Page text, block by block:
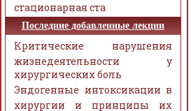
стационарная ста
Последние добавленные лекции
Критические нарушения
жизнедеятельности у
хирургических боль
Эндогенные интоксикации в
хирургии и принципы их